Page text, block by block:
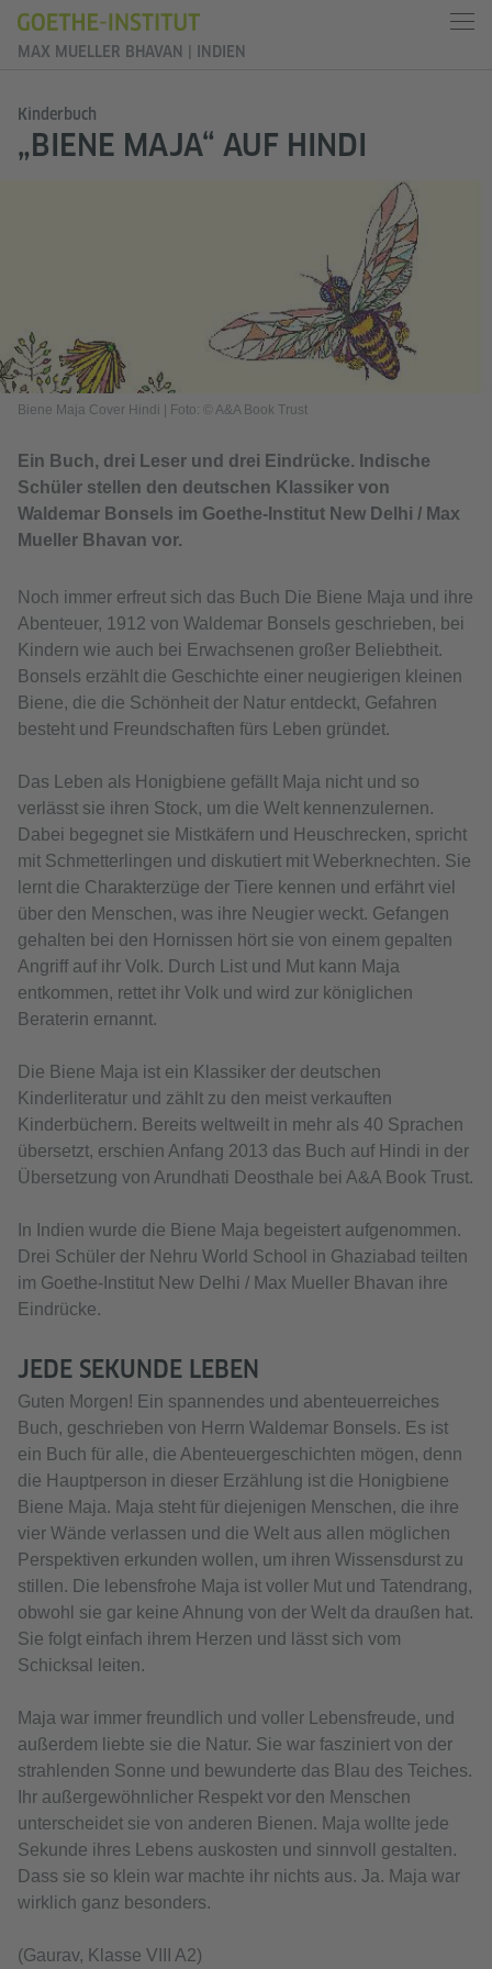
MAX MUELLER BHAVAN | INDIEN
Kinderbuch
„BIENE MAJA“ AUF HINDI
Biene Maja Cover Hindi Foto: © A&A Book Trust
Ein Buch, drei Leser und drei Eindrücke. Indische
Schüler stellen den deutschen Klassiker von
Waldemar Bonsels im Goethe-Institut New Delhi / Max
Mueller Bhavan vor.
Noch immer erfreut sich das Buch Die Biene Maja und ihre
Abenteuer, 1912 von Waldemar Bonsels geschrieben, bei
Kindern wie auch bei Erwachsenen großer Beliebtheit.
Bonsels erzählt die Geschichte einer neugierigen kleinen
Biene, die die Schönheit der Natur entdeckt, Gefahren
besteht und Freundschaften fürs Leben gründet.
Das Leben als Honigbiene gefällt Maja nicht und so
verlässt sie ihren Stock, um die Welt kennenzulernen.
Dabei begegnet sie Mistkäfern und Heuschrecken, spricht
mit Schmetterlingen und diskutiert mit Weberknechten. Sie
lernt die Charakterzüge der Tiere kennen und erfährt viel
über den Menschen, was ihre Neugier weckt. Gefangen
gehalten bei den Hornissen hört sie von einem gepalten
Angriff auf ihr Volk. Durch List und Mut kann Maja
entkommen, rettet ihr Volk und wird zur königlichen
Beraterin ernannt.
Die Biene Maja ist ein Klassiker der deutschen
Kinderliteratur und zählt zu den meist verkauften
Kinderbüchern. Bereits weltweilt in mehr als 40 Sprachen
übersetzt, erschien Anfang 2013 das Buch auf Hindi in der
Übersetzung von Arundhati Deosthale bei A&A Book Trust.
In Indien wurde die Biene Maja begeistert aufgenommen.
Drei Schüler der Nehru World School in Ghaziabad teilten
im Goethe-Institut New Delhi / Max Mueller Bhavan ihre
Eindrücke.
JEDE SEKUNDE LEBEN
Guten Morgen! Ein spannendes und abenteuerreiches
Buch, geschrieben von Herrn Waldemar Bonsels. Es ist
ein Buch für alle, die Abenteuergeschichten mögen, denn
die Hauptperson in dieser Erzählung ist die Honigbiene
Biene Maja. Maja steht für diejenigen Menschen, die ihre
vier Wände verlassen und die Welt aus allen möglichen
Perspektiven erkunden wollen, um ihren Wissensdurst zu
stillen. Die lebensfrohe Maja ist voller Mut und Tatendrang,
obwohl sie gar keine Ahnung von der Welt da draußen hat.
Sie folgt einfach ihrem Herzen und lässt sich vom
Schicksal leiten.
Maja war immer freundlich und voller Lebensfreude, und
außerdem liebte sie die Natur. Sie war fasziniert von der
strahlenden Sonne und bewunderte das Blau des Teiches.
Ihr außergewöhnlicher Respekt vor den Menschen
unterscheidet sie von anderen Bienen. Maja wollte jede
Sekunde ihres Lebens auskosten und sinnvoll gestalten.
Dass sie so klein war machte ihr nichts aus. Ja. Maja war
wirklich ganz besonders.
(Gaurav, Klasse VIII A2)